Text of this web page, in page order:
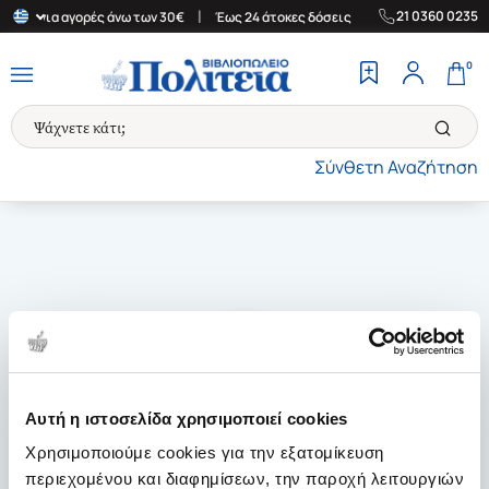
Αυτή η ιστοσελίδα χρησιμοποιεί cookies
Χρησιμοποιούμε cookies για την εξατομίκευση
περιεχομένου και διαφημίσεων, την παροχή λειτουργιών
για αγορές άνω των 30€ Έως 24 άτοκες δόσεις | Δωρεάν
21 0360 0235
Σύνθετη Αναζήτηση
0